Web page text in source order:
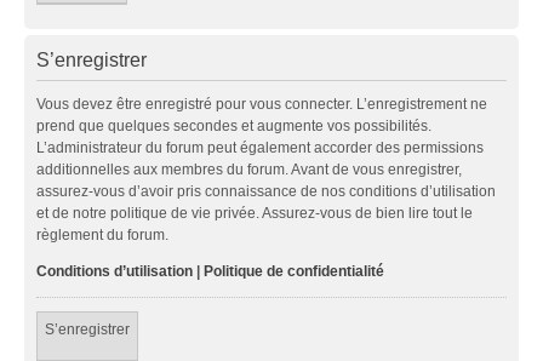
S’enregistrer
Vous devez être enregistré pour vous connecter. L’enregistrement ne
prend que quelques secondes et augmente vos possibilités.
L’administrateur du forum peut également accorder des permissions
additionnelles aux membres du forum. Avant de vous enregistrer,
assurez-vous d’avoir pris connaissance de nos conditions d’utilisation
et de notre politique de vie privée. Assurez-vous de bien lire tout le
règlement du forum.
Conditions d’utilisation | Politique de confidentialité
S’enregistrer